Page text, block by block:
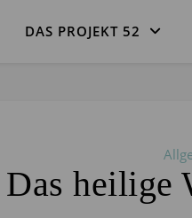
DAS PROJEKT 52
Das heilige